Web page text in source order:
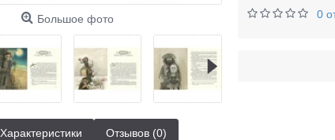
Большое фото 0
Характеристики Отзывов (0)